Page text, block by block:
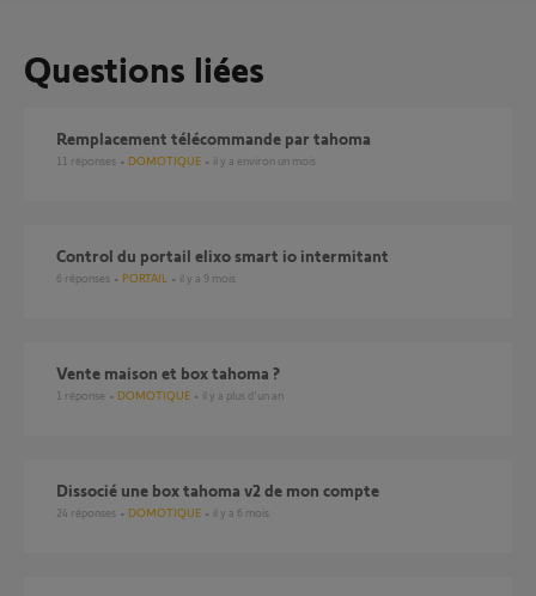
Questions liées
Remplacement télécommande par tahoma
11 réponses DOMOTIQUE il y a environ un mois
Control du portail elixo smart io intermitant
6 réponses PORTAIL il y a 9 mois
Vente maison et box tahoma ?
1 réponse DOMOTIQUE il y a plus d'un an
Dissocié une box tahoma v2 de mon compte
24 réponses DOMOTIQUE il y a 6 mois